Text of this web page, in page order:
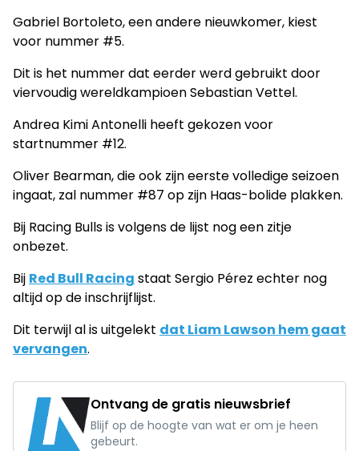
Gabriel Bortoleto, een andere nieuwkomer, kiest
voor nummer #5.
Dit is het nummer dat eerder werd gebruikt door
viervoudig wereldkampioen Sebastian Vettel.
Andrea Kimi Antonelli heeft gekozen voor
startnummer #12.
Oliver Bearman, die ook zijn eerste volledige seizoen
ingaat, zal nummer #87 op zijn Haas-bolide plakken.
Bij Racing Bulls is volgens de lijst nog een zitje
onbezet.
Bij Red Bull Racing staat Sergio Pérez echter nog
altijd op de inschrijflijst.
Dit terwijl al is uitgelekt dat Liam Lawson hem gaat
vervangen.
Ontvang de gratis nieuwsbrief
Blijf op de hoogte van wat er om je heen
gebeurt.